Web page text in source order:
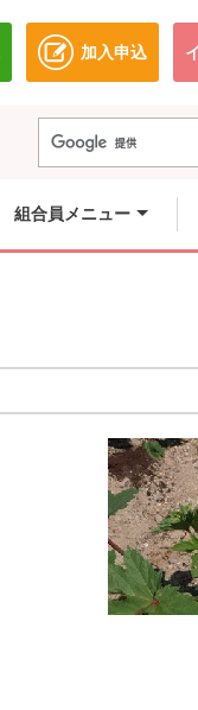
ンドウで開きます。
加入申込
別のウィンド
組合員メニュー